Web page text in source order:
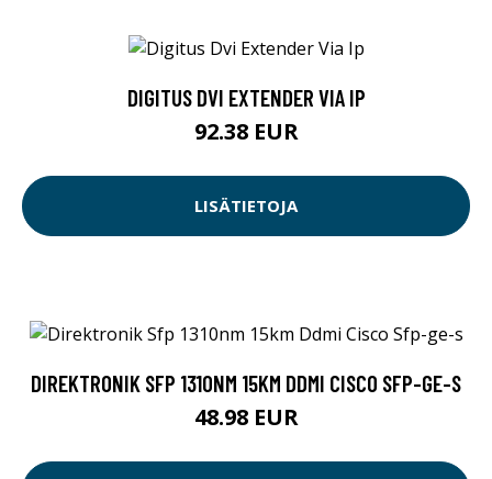
DIGITUS DVI EXTENDER VIA IP
92.38 EUR
LISÄTIETOJA
DIREKTRONIK SFP 1310NM 15KM DDMI CISCO SFP-GE-S
48.98 EUR